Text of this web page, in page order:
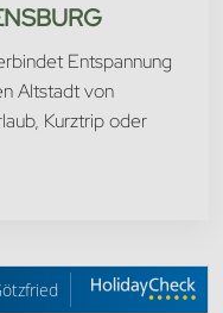
Entspannung
Altstadt von
Kurztrip oder